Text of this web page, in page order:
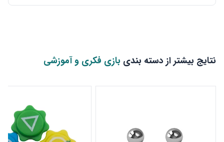
نتایج بیشتر از دسته بندی بازی فکری و آموزشی